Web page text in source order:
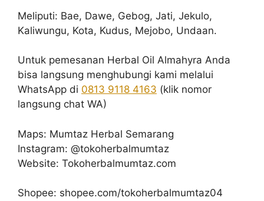
Meliputi: Bae, Dawe, Gebog, Jati, Jekulo,
Kaliwungu, Kota, Kudus, Mejobo, Undaan.
Untuk pemesanan Herbal Oil Almahyra Anda
bisa langsung menghubungi kami melalui
WhatsApp di 0813 9118 4163 (klik nomor
langsung chat WA)
Maps: Mumtaz Herbal Semarang
Instagram: @tokoherbalmumtaz
Website: Tokoherbalmumtaz.com
Shopee: shopee.com/tokoherbalmumtaz04